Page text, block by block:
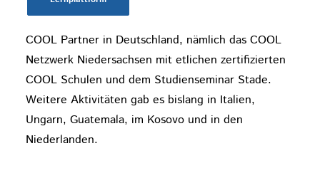
Österreichs hinausgewachsen. Aktuell gibt es
COOL Partner in Deutschland, nämlich das COOL
Netzwerk Niedersachsen mit etlichen zertifizierten
COOL Schulen und dem Studienseminar Stade.
Weitere Aktivitäten gab es bislang in Italien,
Ungarn, Guatemala, im Kosovo und in den
Niederlanden.